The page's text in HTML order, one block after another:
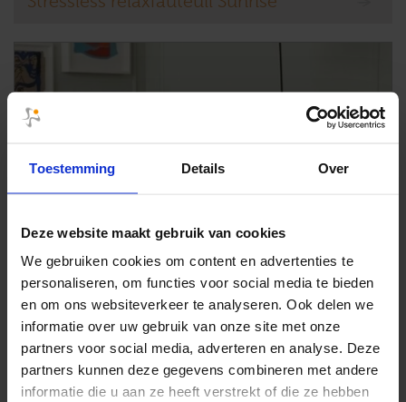
Toestemming Details Over
Deze website maakt gebruik van cookies
We gebruiken cookies om content en advertenties te
personaliseren, om functies voor social media te bieden
en om ons websiteverkeer te analyseren. Ook delen we
informatie over uw gebruik van onze site met onze
partners voor social media, adverteren en analyse. Deze
partners kunnen deze gegevens combineren met andere
informatie die u aan ze heeft verstrekt of die ze hebben